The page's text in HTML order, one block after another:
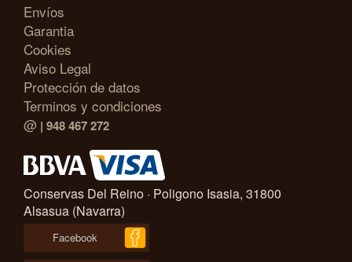
Envíos
Garantia
Cookies
Aviso Legal
Protección de datos
Terminos y condiciones
@ | 948 467 272
Conservas Del Reino · Poligono Isasia, 31800
Alsasua (Navarra)
Facebook